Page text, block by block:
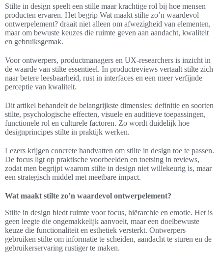
Stilte in design speelt een stille maar krachtige rol bij hoe mensen
producten ervaren. Het begrip Wat maakt stilte zo’n waardevol
ontwerpelement? draait niet alleen om afwezigheid van elementen,
maar om bewuste keuzes die ruimte geven aan aandacht, kwaliteit
en gebruiksgemak.
Voor ontwerpers, productmanagers en UX-researchers is inzicht in
de waarde van stilte essentieel. In productreviews vertaalt stilte zich
naar betere leesbaarheid, rust in interfaces en een meer verfijnde
perceptie van kwaliteit.
Dit artikel behandelt de belangrijkste dimensies: definitie en soorten
stilte, psychologische effecten, visuele en auditieve toepassingen,
functionele rol en culturele factoren. Zo wordt duidelijk hoe
designprincipes stilte in praktijk werken.
Lezers krijgen concrete handvatten om stilte in design toe te passen.
De focus ligt op praktische voorbeelden en toetsing in reviews,
zodat men begrijpt waarom stilte in design niet willekeurig is, maar
een strategisch middel met meetbare impact.
Wat maakt stilte zo’n waardevol ontwerpelement?
Stilte in design biedt ruimte voor focus, hiërarchie en emotie. Het is
geen leegte die ongemakkelijk aanvoelt, maar een doelbewuste
keuze die functionaliteit en esthetiek versterkt. Ontwerpers
gebruiken stilte om informatie te scheiden, aandacht te sturen en de
gebruikerservaring rustiger te maken.